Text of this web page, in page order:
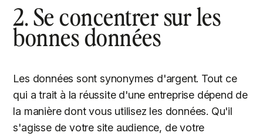
2. Se concentrer sur les
bonnes données
Les données sont synonymes d'argent. Tout ce
qui a trait à la réussite d'une entreprise dépend de
la manière dont vous utilisez les données. Qu'il
s'agisse de votre site audience, de votre